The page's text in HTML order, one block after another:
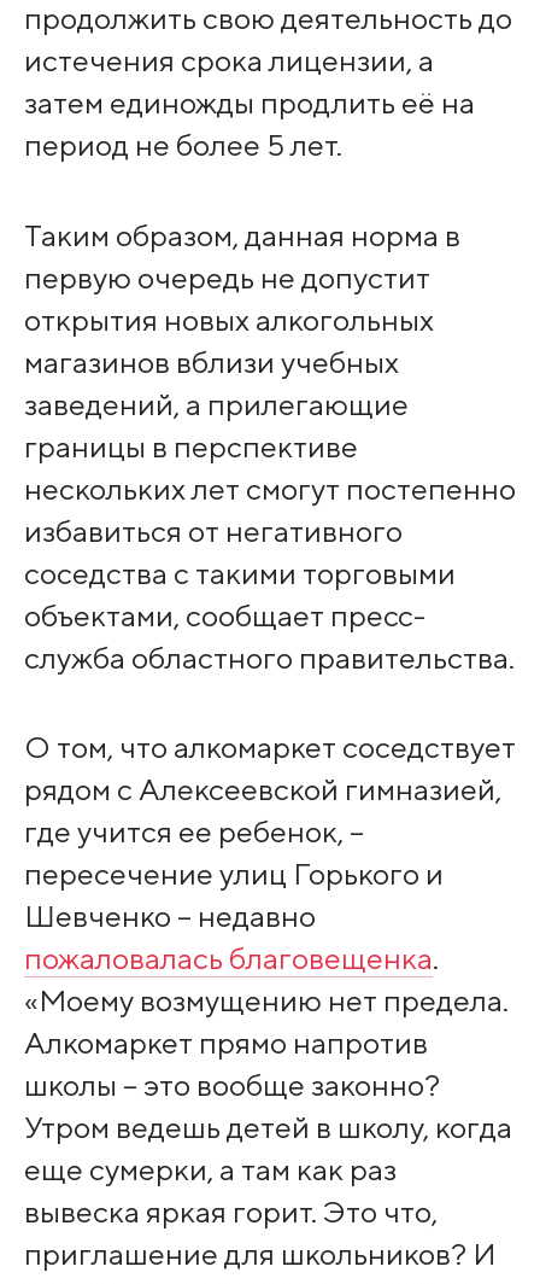
продолжить свою деятельность до
истечения срока лицензии, а
затем единожды продлить её на
период не более 5 лет.
Таким образом, данная норма в
первую очередь не допустит
открытия новых алкогольных
магазинов вблизи учебных
заведений, а прилегающие
границы в перспективе
нескольких лет смогут постепенно
избавиться от негативного
соседства с такими торговыми
объектами, сообщает пресс-
служба областного правительства.
О том, что алкомаркет соседствует
рядом с Алексеевской гимназией,
где учится ее ребенок, –
пересечение улиц Горького и
Шевченко – недавно
пожаловалась благовещенка.
«Моему возмущению нет предела.
Алкомаркет прямо напротив
школы – это вообще законно?
Утром ведешь детей в школу, когда
еще сумерки, а там как раз
вывеска яркая горит. Это что,
приглашение для школьников? И